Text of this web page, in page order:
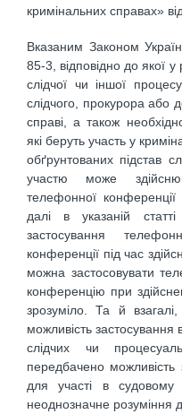
кримінальних справах»
Вказаним Законом
85-3, відповідно до якої у
слідчої чи іншої
слідчого, прокурора або
справі, а також
які беруть участь у
обґрунтованих підстав
участю може
телефонної
далі в указаній
застосування
конференції під час
можна застосовувати
конференцію при
зрозуміло. Та й
можливість застосування
слідчих чи
передбачено можливість
для участі в судовому
неоднозначне розуміння